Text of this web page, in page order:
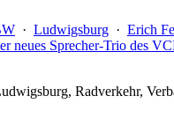
· Ludwigsburg · Erich
neues Sprecher-Trio des
Radverkehr,